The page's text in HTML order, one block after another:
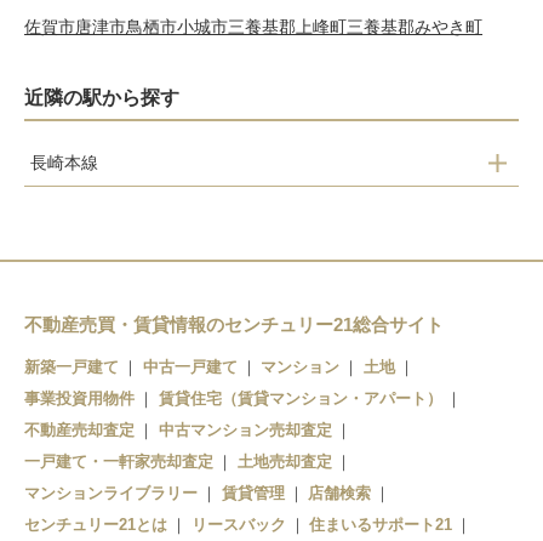
佐賀市唐津市鳥栖市小城市三養基郡上峰町三養基郡みやき町
近隣の駅から探す
長崎本線
不動産売買・賃貸情報のセンチュリー21総合サイト
新築一戸建て 中古一戸建て マンション
土地
事業投資用物件
賃貸住宅（賃貸マンション・アパート）
不動産売却査定
中古マンション売却査定
一戸建て・一軒家売却査定
土地売却査定
マンションライブラリー
賃貸管理
店舗検索
センチュリー21とは
リースバック
住まいるサポート21